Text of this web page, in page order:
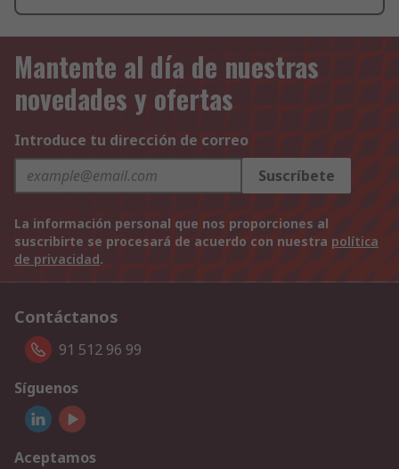
Mantente al día de nuestras
novedades y ofertas
Introduce tu dirección de correo
Suscríbete
La información personal que nos proporciones al
suscribirte se procesará de acuerdo con nuestra política
de privacidad.
Contáctanos
91 512 96 99
Síguenos
Aceptamos